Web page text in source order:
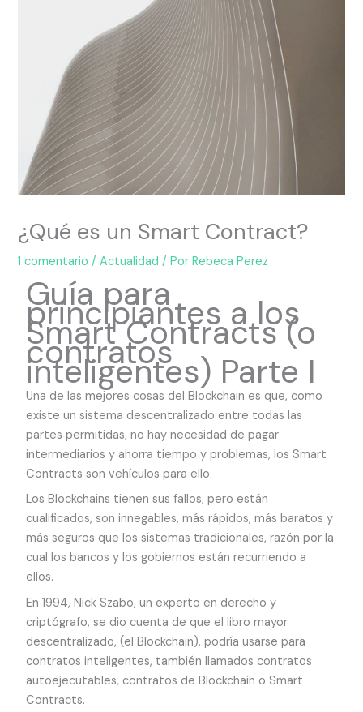
¿Qué es un Smart Contract?
1 comentario /Actualidad / PorRebeca Perez
Guía para
principiantes a los
Smart Contracts (o
contratos
inteligentes) Parte I
Una de las mejores cosas del Blockchain es que, como
existe un sistema descentralizado entre todas las
partes permitidas, no hay necesidad de pagar
intermediarios y ahorra tiempo y problemas, los Smart
Contracts son vehículos para ello.
Los Blockchains tienen sus fallos, pero están
cualificados, son innegables, más rápidos, más baratos y
más seguros que los sistemas tradicionales, razón por la
cual los bancos y los gobiernos están recurriendo a
ellos.
En 1994, Nick Szabo, un experto en derecho y
criptógrafo, se dio cuenta de que el libro mayor
descentralizado, (el Blockchain), podría usarse para
contratos inteligentes, también llamados contratos
autoejecutables, contratos de Blockchain o Smart
Contracts.